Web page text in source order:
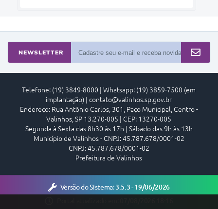
NEWSLETTER
Telefone: (19) 3849-8000 | Whatsapp: (19) 3859-7500 (em
implantação) | contato@valinhos.sp.gov.br
Endereço: Rua Antônio Carlos, 301, Paço Municipal, Centro -
Valinhos, SP 13.270-005 | CEP: 13270-005
Segunda à Sexta das 8h30 às 17h | Sábado das 9h às 13h
Município de Valinhos - CNPJ: 45.787.678/0001-02
CNPJ: 45.787.678/0001-02
Prefeitura de Valinhos
Versão do Sistema:3.5.3 - 19/06/2026